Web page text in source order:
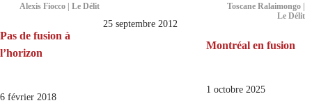
Alexis Fiocco | Le Délit
Pas de fusion à
l’horizon
6 février 2018
25 septembre 2012
Toscane Ralaimongo |
Le Délit
Montréal en fusion
1 octobre 2025